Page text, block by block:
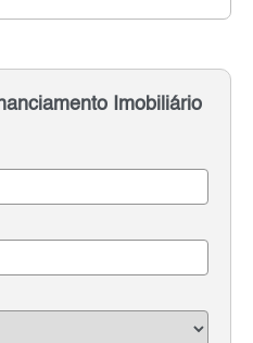
Imobiliário